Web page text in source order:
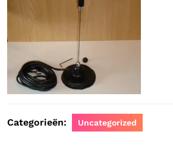
Categorieën: Uncategorized